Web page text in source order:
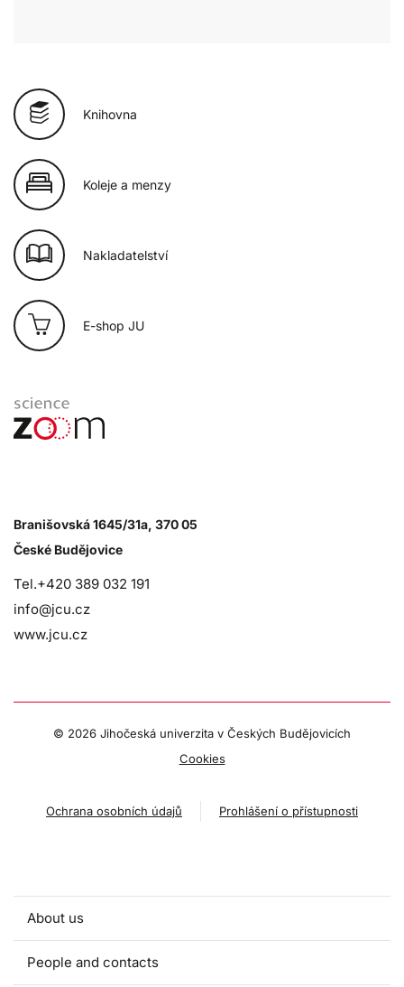
Knihovna
Koleje a menzy
Nakladatelství
E-shop JU
Branišovská 1645/31a, 370 05
České Budějovice
Tel.+420 389 032 191
info@jcu.cz
www.jcu.cz
© 2026 Jihočeská univerzita v Českých Budějovicích
Cookies
Ochrana osobních údajů Prohlášení o přístupnosti
About us
People and contacts